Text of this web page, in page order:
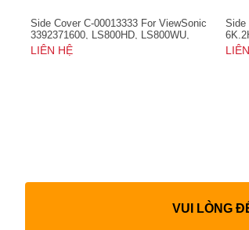
Side Cover C-00013333 For ViewSonic
3392371600, LS800HD, LS800WU,
LS900WU
LIÊN HỆ
Side
VUI LÒNG